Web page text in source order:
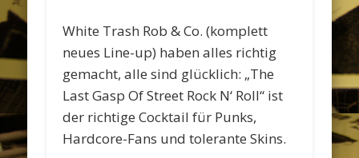
White Trash Rob & Co. (komplett
neues Line-up) haben alles richtig
gemacht, alle sind glücklich: „The
Last Gasp Of Street Rock N‘ Roll“ ist
der richtige Cocktail für Punks,
Hardcore-Fans und tolerante Skins.